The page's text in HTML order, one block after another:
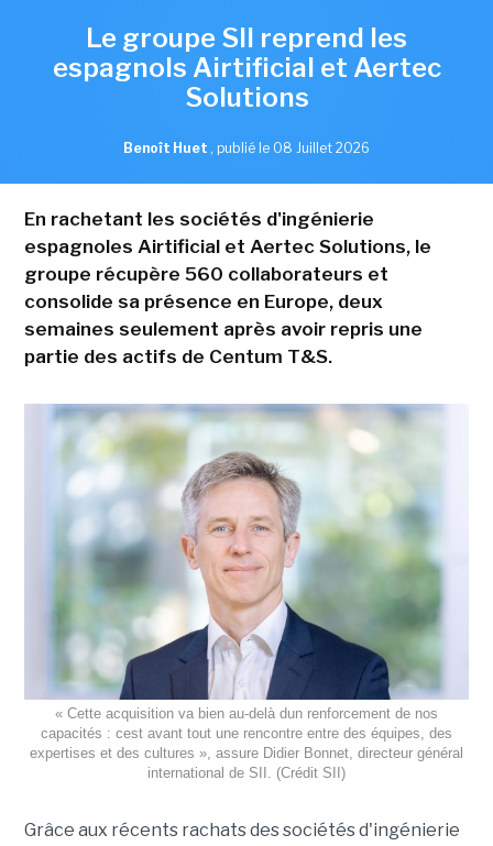
Le groupe SII reprend les
espagnols Airtificial et Aertec
Solutions
Benoît Huet , publié le 08 Juillet 2026
En rachetant les sociétés d'ingénierie
espagnoles Airtificial et Aertec Solutions, le
groupe récupère 560 collaborateurs et
consolide sa présence en Europe, deux
semaines seulement après avoir repris une
partie des actifs de Centum T&S.
« Cette acquisition va bien au-delà dun renforcement de nos
capacités : cest avant tout une rencontre entre des équipes, des
expertises et des cultures », assure Didier Bonnet, directeur général
international de SII. (Crédit SII)
Grâce aux récents rachats des sociétés d'ingénierie